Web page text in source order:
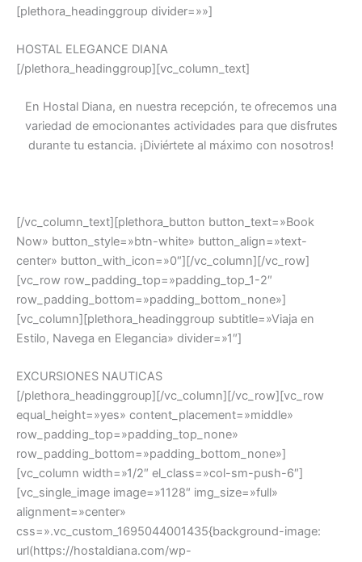
[plethora_headinggroup divider=»»]
HOSTAL ELEGANCE DIANA
[/plethora_headinggroup][vc_column_text]
En Hostal Diana, en nuestra recepción, te ofrecemos una
variedad de emocionantes actividades para que disfrutes
durante tu estancia. ¡Diviértete al máximo con nosotros!
[/vc_column_text][plethora_button button_text=»Book
Now» button_style=»btn-white» button_align=»text-
center» button_with_icon=»0″][/vc_column][/vc_row]
[vc_row row_padding_top=»padding_top_1-2″
row_padding_bottom=»padding_bottom_none»]
[vc_column][plethora_headinggroup subtitle=»Viaja en
Estilo, Navega en Elegancia» divider=»1″]
EXCURSIONES NAUTICAS
[/plethora_headinggroup][/vc_column][/vc_row][vc_row
equal_height=»yes» content_placement=»middle»
row_padding_top=»padding_top_none»
row_padding_bottom=»padding_bottom_none»]
[vc_column width=»1/2″ el_class=»col-sm-push-6″]
[vc_single_image image=»1128″ img_size=»full»
alignment=»center»
css=».vc_custom_1695044001435{background-image:
url(https://hostaldiana.com/wp-